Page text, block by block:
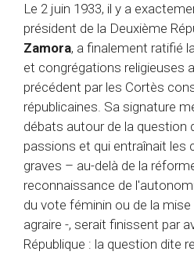
Le 2 juin 1933, il y a
président de la Deuxième
Zamora, a finalement ratifié
et congrégations religieuses
précédent par les Cortès
républicaines. Sa signature
débats autour de la question
passions et qui entraînait les
graves – au-delà de la
reconnaissance de
du vote féminin ou de la
agraire -, serait finissent par
République : la question dite